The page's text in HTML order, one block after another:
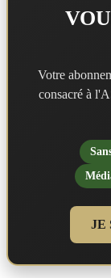
Votre
consacré à
JE